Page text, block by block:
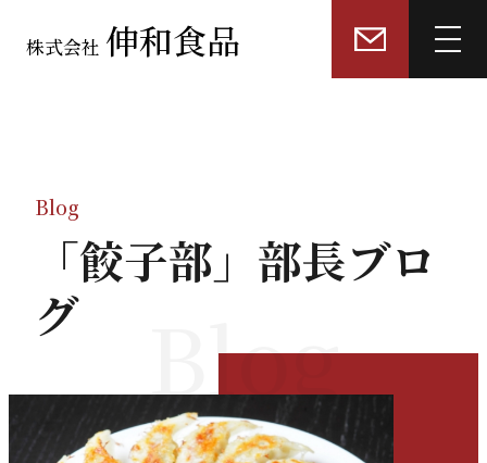
株式会社 伸和食品
トップページ
業務用「餃子皮」製造
業務用「冷凍餃子・具材」製造
餃子販売店・飲食店コンサルティング
Blog
「餃子部」部長ブロ
グ
Blog